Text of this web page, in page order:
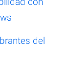
del